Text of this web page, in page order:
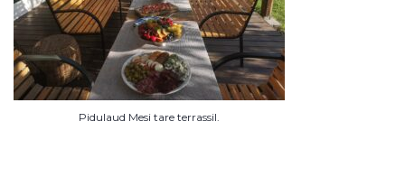
Pidulaud Mesi tare terrassil.